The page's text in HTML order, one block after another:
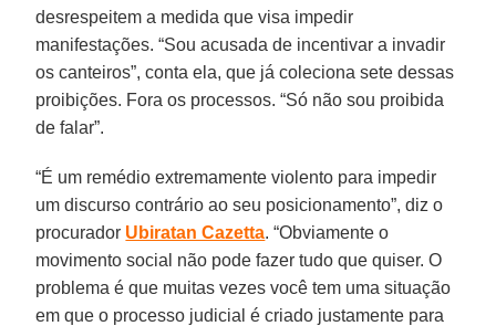
desrespeitem a medida que visa impedir
manifestações. “Sou acusada de incentivar a invadir
os canteiros”, conta ela, que já coleciona sete dessas
proibições. Fora os processos. “Só não sou proibida
de falar”.
“É um remédio extremamente violento para impedir
um discurso contrário ao seu posicionamento”, diz o
procurador Ubiratan Cazetta. “Obviamente o
movimento social não pode fazer tudo que quiser. O
problema é que muitas vezes você tem uma situação
em que o processo judicial é criado justamente para